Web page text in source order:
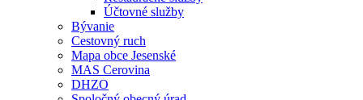
Účtovné služby
Bývanie
Cestovný ruch
Mapa obce Jesenské
MAS Cerovina
DHZO